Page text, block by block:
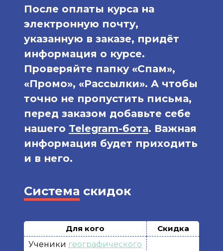
После оплаты курса на
электронную почту,
указанную в заказе, придёт
информация о курсе.
Проверяйте папку «Спам»,
«Промо», «Рассылки». А чтобы
точно не пропустить письма,
перед заказом добавьте себе
нашего Telegram-бота. Важная
информация будет приходить
и в него.
Система скидок
Для кого
Скидка
Ученики географического